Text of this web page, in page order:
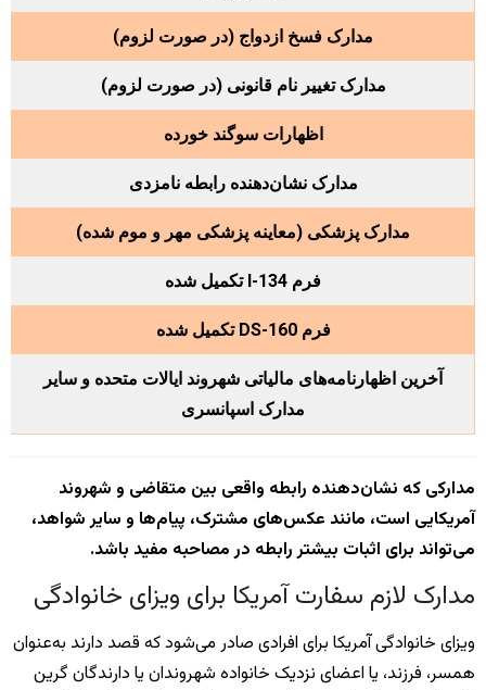
مدارک فسخ ازدواج (در صورت لزوم)
مدارک تغییر نام قانونی (در صورت لزوم)
اظهارات سوگند خورده
مدارک نشان‌دهنده رابطه نامزدی
مدارک پزشکی (معاینه پزشکی مهر و موم شده)
فرم I-134 تکمیل شده
فرم DS-160 تکمیل شده
آخرین اظهارنامه‌های مالیاتی شهروند ایالات متحده و سایر
مدارک اسپانسری
مدارکی که نشان‌دهنده رابطه واقعی بین متقاضی و شهروند
آمریکایی است، مانند عکس‌های مشترک، پیام‌ها و سایر شواهد،
می‌تواند برای اثبات بیشتر رابطه در مصاحبه مفید باشد.
مدارک لازم سفارت آمریکا برای ویزای خانوادگی
ویزای خانوادگی آمریکا برای افرادی صادر می‌شود که قصد دارند به‌عنوان
همسر، فرزند، یا اعضای نزدیک خانواده شهروندان یا دارندگان گرین